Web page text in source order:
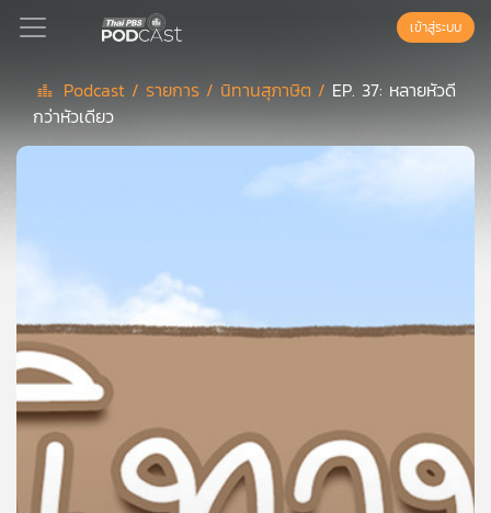
Podcast
เพล
ย์
ลิ
สต์
ของ
คุณ
เข้าสู่ระบบ
Podcast / รายการ / นิทานสุภาษิต / EP. 37: หลายหัวดี
กว่าหัวเดียว